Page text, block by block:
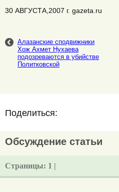
30 АВГУСТА,2007 г. gazeta.ru
Алазанские сподвижники
Хож Ахмет Нухаева
подозреваются в убийстве
Политковской
Поделиться:
Обсуждение статьи
Страницы: 1 |